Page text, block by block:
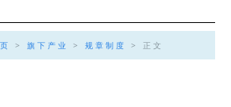
> 旗下产业 > 规章制度 > 正文